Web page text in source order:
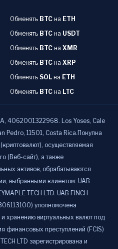
Обменять BTC на ETH
Обменять BTC на USDT
Обменять BTC на XMR
Обменять BTC на XRP
Обменять SOL на ETH
Обменять BTC на LTC
4062001322968. Los Yoses, Cale
Pedro, 11501, Costa Rica.Покупка
осуществляемая
(Веб-сайт), а также
активов, обрабатываются
выбранными клиентом: UAB
TECH LTD. UAB FINCH
уполномочена
и хранению виртуальных валют под
финансовых преступлений (FCIS)
LTD зарегистрирована и